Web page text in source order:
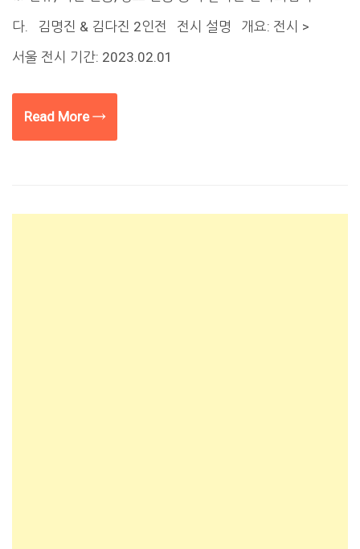
다. 김명진 & 김다진 2인전 전시 설명 개요: 전시 >
서울 전시 기간: 2023.02.01
Read More →